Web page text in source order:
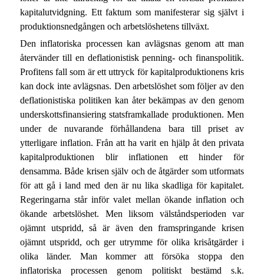
kapitalutvidgning. Ett faktum som manifesterar sig självt i
produktionsnedgången och arbetslöshetens tillväxt.
Den inflatoriska processen kan avlägsnas genom att man
återvänder till en deflationistisk penning- och finanspolitik.
Profitens fall som är ett uttryck för kapitalproduktionens kris
kan dock inte avlägsnas. Den arbetslöshet som följer av den
deflationistiska politiken kan åter bekämpas av den genom
underskottsfinansiering statsframkallade produktionen. Men
under de nuvarande förhållandena bara till priset av
ytterligare inflation. Från att ha varit en hjälp åt den privata
kapitalproduktionen blir inflationen ett hinder för
densamma. Både krisen själv och de åtgärder som utformats
för att gå i land med den är nu lika skadliga för kapitalet.
Regeringarna står inför valet mellan ökande inflation och
ökande arbetslöshet. Men liksom välståndsperioden var
ojämnt utspridd, så är även den framspringande krisen
ojämnt utspridd, och ger utrymme för olika krisåtgärder i
olika länder. Man kommer att försöka stoppa den
inflatoriska processen genom politiskt bestämd s.k.